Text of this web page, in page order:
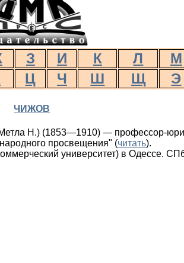
З И К Л М
Ц Ч Ш Щ Э
ЧИЖОВ
Н.) (1853—1910) — профессор-
просвещения" (читать).
университет) в Одессе.